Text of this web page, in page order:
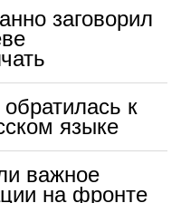
заговорил
к
языке
важное
на фронте